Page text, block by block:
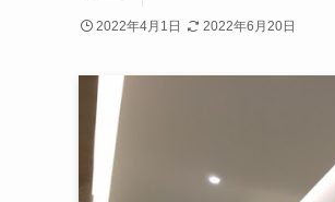
2022年4月1日 2022年6月20日